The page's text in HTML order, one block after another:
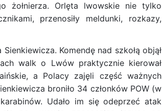
żołnierza. Orlęta lwowskie nie tylko
przenosiły meldunki, rozkazy,
Komendę nad szkołą objął
walk o Lwów praktycznie kierował
a Polacy zajęli część ważnych
broniło 34 członków POW (w
Udało im się odeprzeć atak